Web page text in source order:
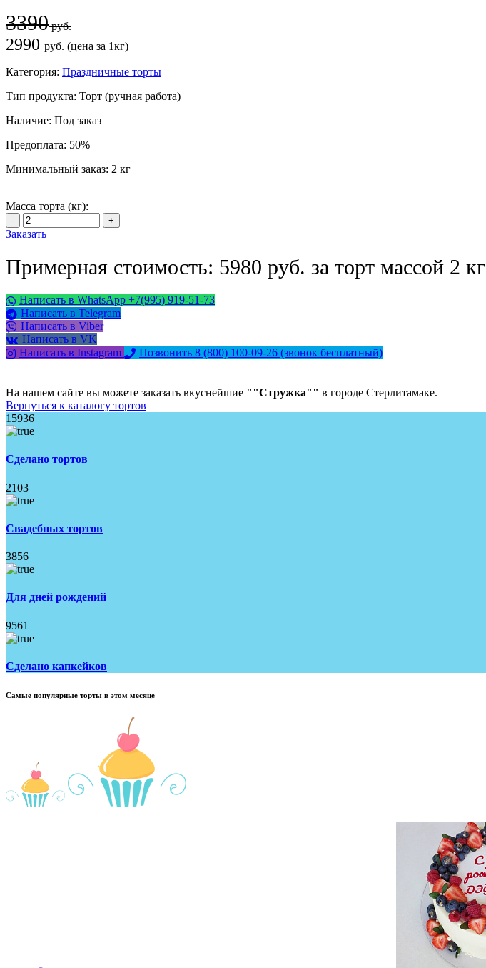
3390руб.
2990 руб. (цена за 1кг)
Категория: Праздничные торты
Тип продукта: Торт (ручная работа)
Наличие: Под заказ
Предоплата: 50%
Минимальный заказ: 2 кг
Масса торта (кг):
Заказать
Примерная стоимость: 5980 руб. за торт массой 2 кг
Написать в WhatsApp +7(995) 919-51-73
Написать в Telegram
Написать в Viber
Написать в VK
Написать в Instagram
Позвонить 8 (800) 100-09-26 (звонок бесплатный)
На нашем сайте вы можете заказать вкуснейшие ""Стружка"" в городе Стерлитамаке.
Вернуться к каталогу тортов
15936
Сделано тортов
2103
Свадебных тортов
3856
Для дней рождений
9561
Сделано капкейков
Самые популярные торты в этом месяце